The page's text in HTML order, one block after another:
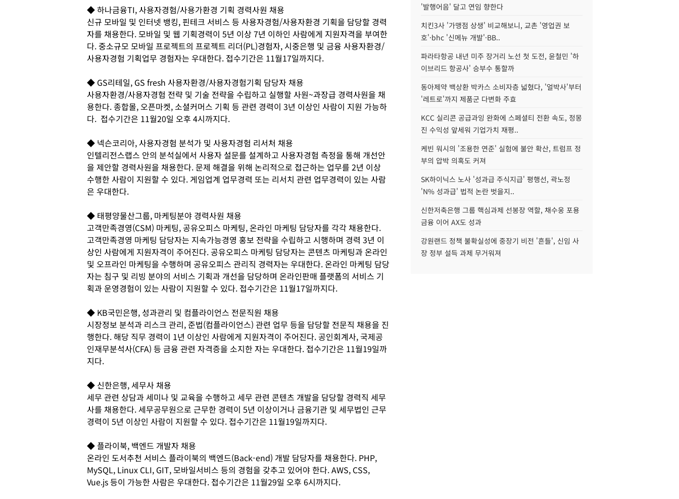
◆ 하나금융TI, 사용자경험/사용가환경 기획 경력사원 채용
신규 모바일 및 인터넷 뱅킹, 핀테크 서비스 등 사용자경험/사용자환경 기획을 담당할 경력
자를 채용한다. 모바일 및 웹 기획경력이 5년 이상 7년 이하인 사람에게 지원자격을 부여한
다. 중소규모 모바일 프로젝트의 프로젝트 리더(PL)경험자, 시중은행 및 금융 사용자환경/
사용자경험 기획업무 경험자는 우대한다. 접수기간은 11월17일까지다.
◆ GS리테일, GS fresh 사용자환경/사용자경험기획 담당자 채용
사용자환경/사용자경험 전략 및 기술 전략을 수립하고 실행할 사원~과장급 경력사원을 채
용한다. 종합몰, 오픈마켓, 소셜커머스 기획 등 관련 경력이 3년 이상인 사람이 지원 가능하
다. 접수기간은 11월20일 오후 4시까지다.
◆ 넥슨코리아, 사용자경험 분석가 및 사용자경험 리서처 채용
인텔리전스랩스 안의 분석실에서 사용자 설문를 설계하고 사용자경험 측정을 통해 개선안
을 제안할 경력사원을 채용한다. 문제 해결을 위해 논리적으로 접근하는 업무를 2년 이상
수행한 사람이 지원할 수 있다. 게임업계 업무경력 또는 리서치 관련 업무경력이 있는 사람
은 우대한다.
◆ 태평양물산그룹, 마케팅분야 경력사원 채용
고객만족경영(CSM) 마케팅, 공유오피스 마케팅, 온라인 마케팅 담당자를 각각 채용한다.
고객만족경영 마케팅 담당자는 지속가능경영 홍보 전략을 수립하고 시행하며 경력 3년 이
상인 사람에게 지원자격이 주어진다. 공유오피스 마케팅 담당자는 콘텐츠 마케팅과 온라인
및 오프라인 마케팅을 수행하며 공유오피스 관리직 경력자는 우대한다. 온라인 마케팅 담당
자는 침구 및 리빙 분야의 서비스 기획과 개선을 담당하며 온라인판매 플랫폼의 서비스 기
획과 운영경험이 있는 사람이 지원할 수 있다. 접수기간은 11월17일까지다.
◆ KB국민은행, 성과관리 및 컴플라이언스 전문직원 채용
시장정보 분석과 리스크 관리, 준법(컴플라이언스) 관련 업무 등을 담당할 전문직 채용을 진
행한다. 해당 직무 경력이 1년 이상인 사람에게 지원자격이 주어진다. 공인회계사, 국제공
인재무분석사(CFA) 등 금융 관련 자격증을 소지한 자는 우대한다. 접수기간은 11월19일까
지다.
◆ 신한은행, 세무사 채용
세무 관련 상담과 세미나 및 교육을 수행하고 세무 관련 콘텐츠 개발을 담당할 경력직 세무
사를 채용한다. 세무공무원으로 근무한 경력이 5년 이상이거나 금융기관 및 세무법인 근무
경력이 5년 이상인 사람이 지원할 수 있다. 접수기간은 11월19일까지다.
◆ 플라이북, 백엔드 개발자 채용
온라인 도서추천 서비스 플라이북의 백엔드(Back-end) 개발 담당자를 채용한다. PHP,
MySQL, Linux CLI, GIT, 모바일서비스 등의 경험을 갖추고 있어야 한다. AWS, CSS,
Vue.js 등이 가능한 사람은 우대한다. 접수기간은 11월29일 오후 6시까지다.
'발행어음' 달고 연임 향한다
치킨3사 '가맹점 상생' 비교해보니, 교촌 '영업권 보
호'·bhc '신메뉴 개발'·BB..
파라타항공 내년 미주 장거리 노선 첫 도전, 윤철민 '하
이브리드 항공사' 승부수 통할까
동아제약 백상환 박카스 소비자층 넓혔다, '얼박사'부터
'레트로'까지 제품군 다변화 주효
KCC 실리콘 공급과잉 완화에 스페셜티 전환 속도, 정몽
진 수익성 앞세워 기업가치 재평..
케빈 워시의 '조용한 연준' 실험에 불안 확산, 트럼프 정
부의 압박 의혹도 커져
SK하이닉스 노사 '성과급 주식지급' 평행선, 곽노정
'N% 성과급' 법적 논란 벗을지..
신한저축은행 그룹 핵심과제 선봉장 역할, 채수웅 포용
금융 이어 AX도 성과
강원랜드 정책 불확실성에 중장기 비전 '흔들', 신임 사
장 정부 설득 과제 무거워져